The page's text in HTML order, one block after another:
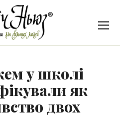
у школі
як
двох